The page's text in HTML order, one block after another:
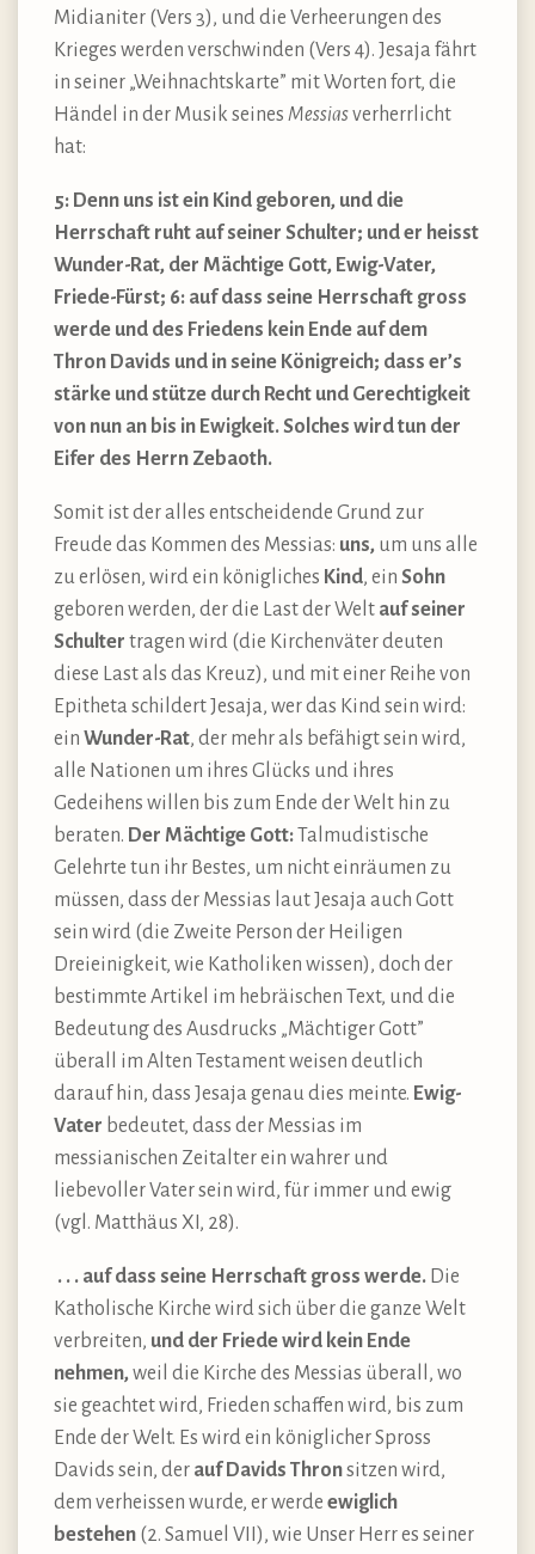
Midianiter (Vers 3), und die Verheerungen des
Krieges werden verschwinden (Vers 4). Jesaja fährt
in seiner „Weihnachtskarte” mit Worten fort, die
Händel in der Musik seines Messiasverherrlicht
hat:
5: Denn uns ist ein Kind geboren, und die
Herrschaft ruht auf seiner Schulter; und er heisst
Wunder-Rat, der Mächtige Gott, Ewig-Vater,
Friede-Fürst; 6: auf dass seine Herrschaft gross
werde und des Friedens kein Ende auf dem
Thron Davids und in seine Königreich; dass er’s
stärke und stütze durch Recht und Gerechtigkeit
von nun an bis in Ewigkeit. Solches wird tun der
Eifer des Herrn Zebaoth.
Somit ist der alles entscheidende Grund zur
Freude das Kommen des Messias: uns, um uns alle
zu erlösen, wird ein königliches Kind, ein Sohn
geboren werden, der die Last der Welt auf seiner
Schulter tragen wird (die Kirchenväter deuten
diese Last als das Kreuz), und mit einer Reihe von
Epitheta schildert Jesaja, wer das Kind sein wird:
ein Wunder-Rat, der mehr als befähigt sein wird,
alle Nationen um ihres Glücks und ihres
Gedeihens willen bis zum Ende der Welt hin zu
beraten. Der Mächtige Gott:Talmudistische
Gelehrte tun ihr Bestes, um nicht einräumen zu
müssen, dass der Messias laut Jesaja auch Gott
sein wird (die Zweite Person der Heiligen
Dreieinigkeit, wie Katholiken wissen), doch der
bestimmte Artikel im hebräischen Text, und die
Bedeutung des Ausdrucks „Mächtiger Gott”
überall im Alten Testament weisen deutlich
darauf hin, dass Jesaja genau dies meinte. Ewig-
Vater bedeutet, dass der Messias im
messianischen Zeitalter ein wahrer und
liebevoller Vater sein wird, für immer und ewig
(vgl. Matthäus XI, 28).
. . . auf dass seine Herrschaft gross werde. Die
Katholische Kirche wird sich über die ganze Welt
verbreiten, und der Friede wird kein Ende
nehmen,weil die Kirche des Messias überall, wo
sie geachtet wird, Frieden schaffen wird, bis zum
Ende der Welt. Es wird ein königlicher Spross
Davids sein, der auf Davids Thronsitzen wird,
dem verheissen wurde, er werde ewiglich
bestehen (2. Samuel VII), wie Unser Herr es seiner